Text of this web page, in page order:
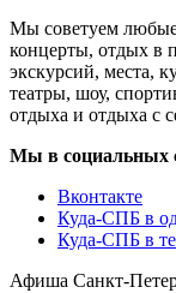
Мы советуем
концерты, отдых в
экскурсий, места,
театры, шоу,
отдыха и отдыха с
Мы в социальных
Вконтакте
Куда-СПБ в
Куда-СПБ в
Афиша Санкт-